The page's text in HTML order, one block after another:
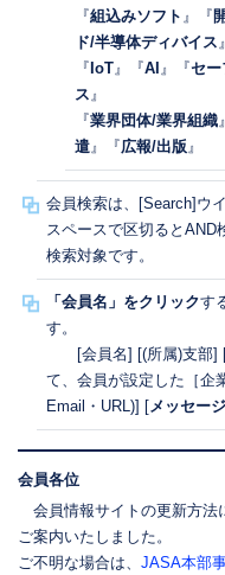
『組込みソフト 』『
ド/半導体ディバイス』
『 IoT』『AI 』『セー
ス』
『業界団体/業界組織
遣』『広報/出版』
会員検索は、[Search]ウ
スペースで区切ると
検索対象です。
「会員名」をクリックす
す。
[会員名] [(所属)支部] [(
て、会員が設定した［企
Email・URL)] [メッセージ
会員各位
会員情報サイトの更新方法
ご案内いたしました。
ご不明な場合は、 JASA本部